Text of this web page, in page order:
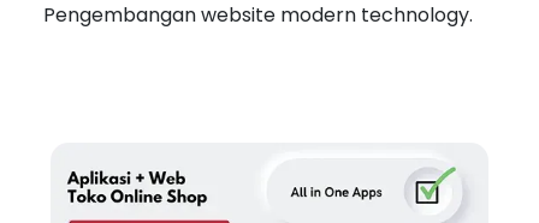
Pengembangan website modern technology.